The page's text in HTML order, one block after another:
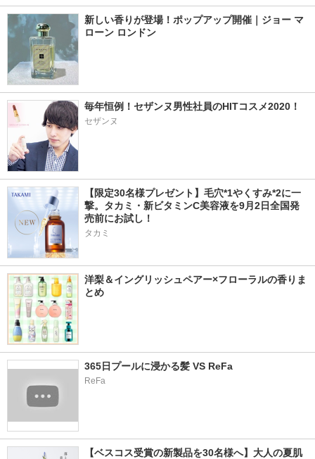
新しい香りが登場！ポップアップ開催｜ジョー マ
ローン ロンドン
毎年恒例！セザンヌ男性社員のHITコスメ2020！
セザンヌ
【限定30名様プレゼント】毛穴*1やくすみ*2に一
撃。タカミ・新ビタミンC美容液を9月2日全国発
売前にお試し！
タカミ
洋梨＆イングリッシュペアー×フローラルの香りま
とめ
365日プールに浸かる髪 VS ReFa
ReFa
【ベスコス受賞の新製品を30名様へ】大人の夏肌